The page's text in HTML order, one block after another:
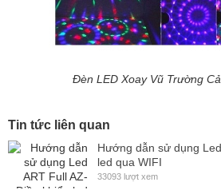
Đèn LED Xoay Vũ Trường
Tin tức liên quan
Hướng dẫn sử dụng
led qua WIFI
33093 lượt xem